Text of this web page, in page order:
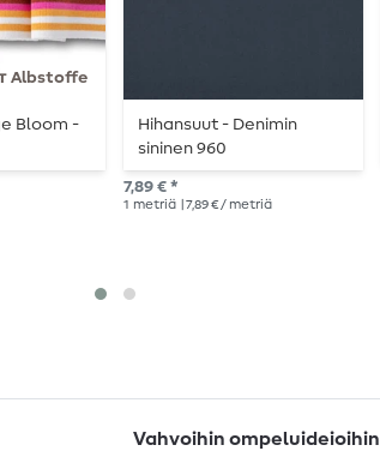
Albstoffe
Bloom -
Hihansuut - Denimin
sininen 960
7,89 € *
1 metriä | 7,89 € / metriä
Vahvoihin ompeluideioihin